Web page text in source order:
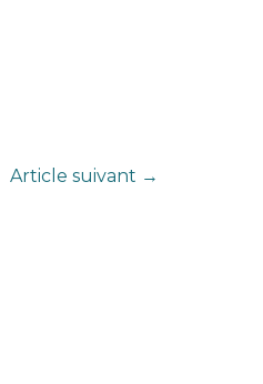
Article suivant →